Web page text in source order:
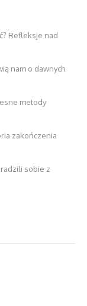
Refleksje nad
nam o dawnych
metody
zakończenia
sobie z